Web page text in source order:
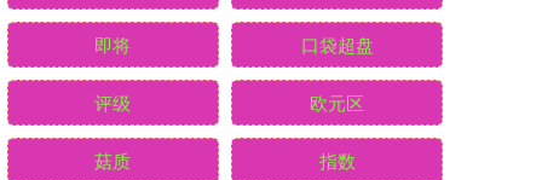
即将 口袋超盘
评级 欧元区
菇质 指数